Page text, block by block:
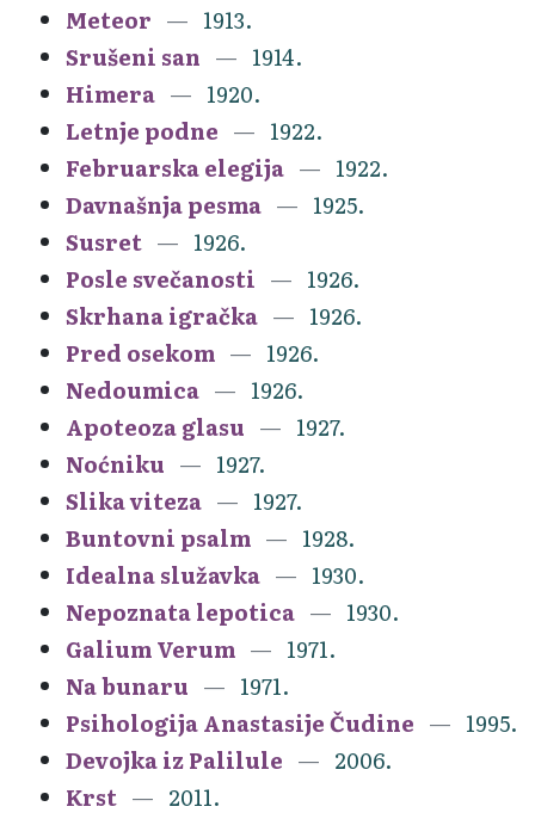
Meteor
1913.
Srušeni san
1914.
Himera
1920.
Letnje podne
1922.
Februarska elegija
1922.
Davnašnja pesma
1925.
Susret
1926.
Posle svečanosti
1926.
Skrhana igračka
1926.
Pred osekom
1926.
Nedoumica
1926.
Apoteoza glasu
1927.
Noćniku
1927.
Slika viteza
1927.
Buntovni psalm
1928.
Idealna služavka
1930.
Nepoznata lepotica
1930.
Galium Verum
1971.
Na bunaru
1971.
Psihologija Anastasije Čudine
1995.
Devojka iz Palilule
2006.
Krst
2011.